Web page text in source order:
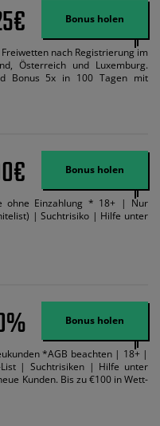
Bonus holen
nach Registrierung im
Österreich und Luxemburg.
Bonus 5x in 100 Tagen mit
gelten. Lizenziert; Hilfe bei
Bonus holen
ohne Einzahlung * 18+ | Nur
| Suchtrisiko | Hilfe unter
Bonus holen
*AGB beachten | 18+ |
List | Suchtrisiken | Hilfe unter
Kunden. Bis zu €100 in Wett-
qualifizierende Einzahlung in
im gleichen Wert platzieren